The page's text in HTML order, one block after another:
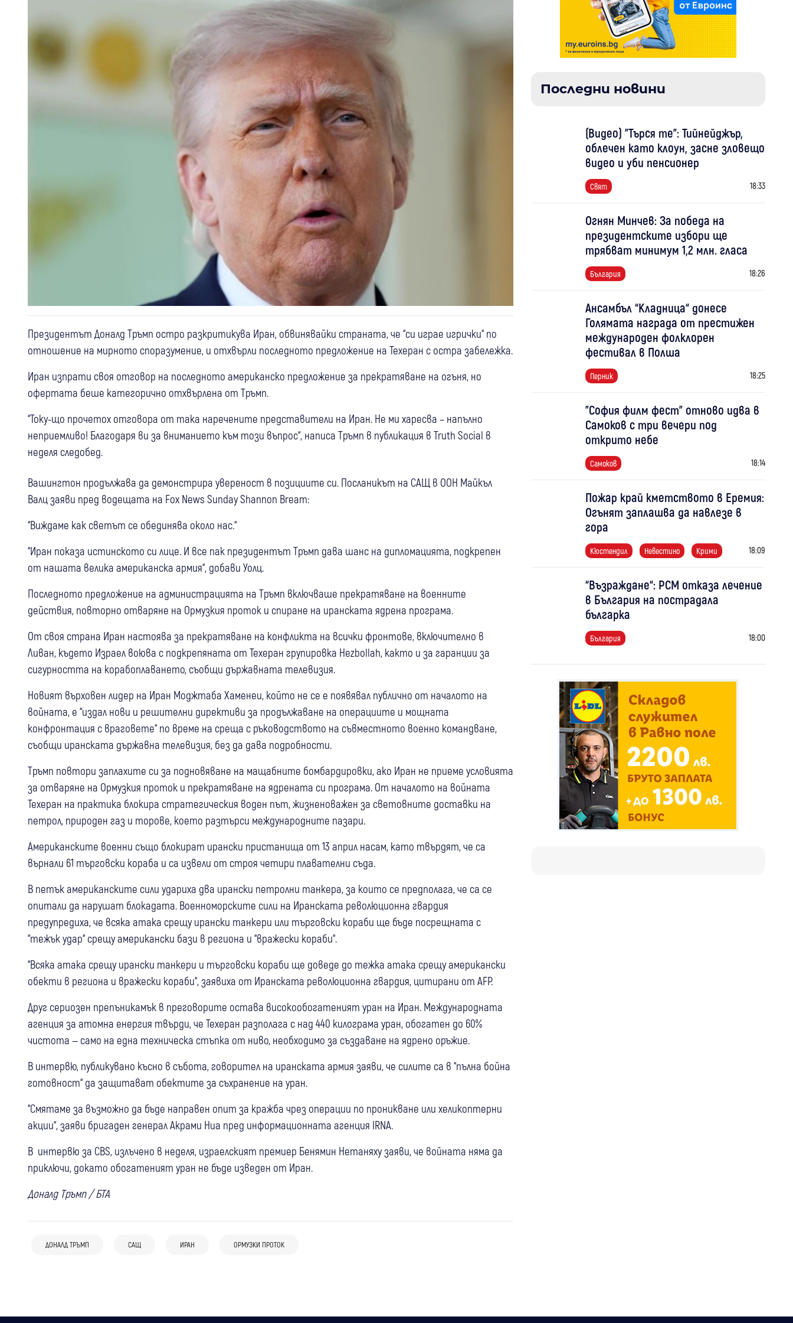
Президентът Доналд Тръмп остро разкритикува Иран, обвинявайки страната, че “си играе игрички“ по
отношение на мирното споразумение, и отхвърли последното предложение на Техеран с остра забележка.
Иран изпрати своя отговор на последното американско предложение за прекратяване на огъня, но
офертата беше категорично отхвърлена от Тръмп.
“Току-що прочетох отговора от така наречените представители на Иран. Не ми харесва – напълно
неприемливо! Благодаря ви за вниманието към този въпрос“, написа Тръмп в публикация в Truth Social в
неделя следобед.
Вашингтон продължава да демонстрира увереност в позициите си. Посланикът на САЩ в ООН Майкъл
Валц заяви пред водещата на Fox News Sunday Shannon Bream:
“Виждаме как светът се обединява около нас.“
“Иран показа истинското си лице. И все пак президентът Тръмп дава шанс на дипломацията, подкрепен
от нашата велика американска армия“, добави Уолц.
Последното предложение на администрацията на Тръмп включваше прекратяване на военните
действия, повторно отваряне на Ормузкия проток и спиране на иранската ядрена програма.
От своя страна Иран настоява за прекратяване на конфликта на всички фронтове, включително в
Ливан, където Израел воюва с подкрепяната от Техеран групировка Hezbollah, както и за гаранции за
сигурността на корабоплаването, съобщи държавната телевизия.
Новият върховен лидер на Иран Моджтаба Хаменеи, който не се е появявал публично от началото на
войната, е “издал нови и решителни директиви за продължаване на операциите и мощната
конфронтация с враговете“ по време на среща с ръководството на съвместното военно командване,
съобщи иранската държавна телевизия, без да дава подробности.
Тръмп повтори заплахите си за подновяване на мащабните бомбардировки, ако Иран не приеме условията
за отваряне на Ормузкия проток и прекратяване на ядрената си програма. От началото на войната
Техеран на практика блокира стратегическия воден път, жизненоважен за световните доставки на
петрол, природен газ и торове, което разтърси международните пазари.
Американските военни също блокират ирански пристанища от 13 април насам, като твърдят, че са
върнали 61 търговски кораба и са извели от строя четири плавателни съда.
В петък американските сили удариха два ирански петролни танкера, за които се предполага, че са се
опитали да нарушат блокадата. Военноморските сили на Иранската революционна гвардия
предупредиха, че всяка атака срещу ирански танкери или търговски кораби ще бъде посрещната с
“тежък удар“ срещу американски бази в региона и “вражески кораби“.
“Всяка атака срещу ирански танкери и търговски кораби ще доведе до тежка атака срещу американски
обекти в региона и вражески кораби“, заявиха от Иранската революционна гвардия, цитирани от AFP.
Друг сериозен препъникамък в преговорите остава високообогатеният уран на Иран. Международната
агенция за атомна енергия твърди, че Техеран разполага с над 440 килограма уран, обогатен до 60%
чистота — само на една техническа стъпка от ниво, необходимо за създаване на ядрено оръжие.
В интервю, публикувано късно в събота, говорител на иранската армия заяви, че силите са в “пълна бойна
готовност“ да защитават обектите за съхранение на уран.
“Смятаме за възможно да бъде направен опит за кражба чрез операции по проникване или хеликоптерни
акции“, заяви бригаден генерал Акрами Ниа пред информационната агенция IRNA.
В интервю за CBS, излъчено в неделя, израелският премиер Бенямин Нетаняху заяви, че войната няма да
приключи, докато обогатеният уран не бъде изведен от Иран.
Доналд Тръмп / БТА
ДОНАЛД ТРЪМП САЩ ИРАН ОРМУЗКИ ПРОТОК
Свят 18:33
(Видео) "Търся те": Тийнейджър, облечен
пенсионер
Ормузкия проток, корабът и екипажът
“Можехме да спасим животи, ако
Последни новини
(Видео) "Търся те": Тийнейджър,
облечен като клоун, засне зловещо
видео и уби пенсионер
Свят 18:33
Огнян Минчев: За победа на
президентските избори ще
трябват минимум 1,2 млн. гласа
България 18:26
Ансамбъл “Кладница“ донесе
Голямата награда от престижен
международен фолклорен
фестивал в Полша
Перник 18:25
"София филм фест" отново идва в
Самоков с три вечери под
открито небе
Самоков 18:14
Пожар край кметството в Еремия:
Огънят заплашва да навлезе в
гора
Кюстендил Невестино Крими 18:09
“Възраждане“: РСМ отказа лечение
в България на пострадала
българка
България 18:00